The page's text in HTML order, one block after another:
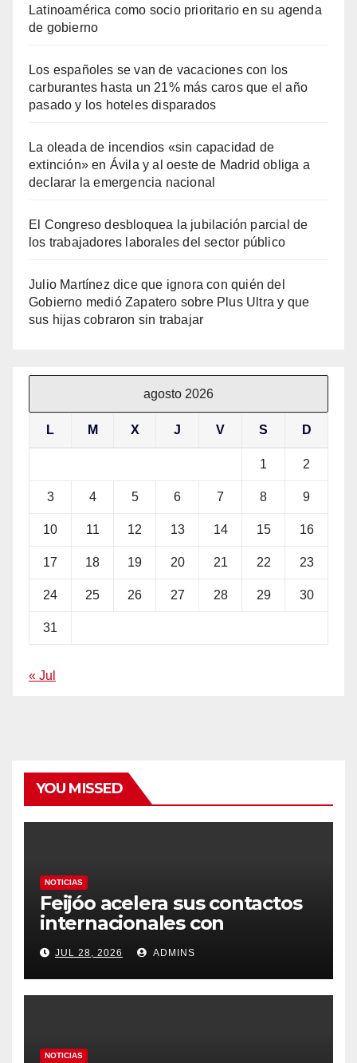
Latinoamérica como socio prioritario en su agenda
de gobierno
Los españoles se van de vacaciones con los
carburantes hasta un 21% más caros que el año
pasado y los hoteles disparados
La oleada de incendios «sin capacidad de
extinción» en Ávila y al oeste de Madrid obliga a
declarar la emergencia nacional
El Congreso desbloquea la jubilación parcial de
los trabajadores laborales del sector público
Julio Martínez dice que ignora con quién del
Gobierno medió Zapatero sobre Plus Ultra y que
sus hijas cobraron sin trabajar
agosto 2026
L M X J V S D
1 2
3 4 5 6 7 8 9
10 11 12 13 14 15 16
17 18 19 20 21 22 23
24 25 26 27 28 29 30
31
« Jul
YOU MISSED
NOTICIAS
Feijóo acelera sus contactos
internacionales con
Latinoamérica como socio
prioritario en su agenda de
gobierno
JUL 28, 2026 ADMINS
NOTICIAS